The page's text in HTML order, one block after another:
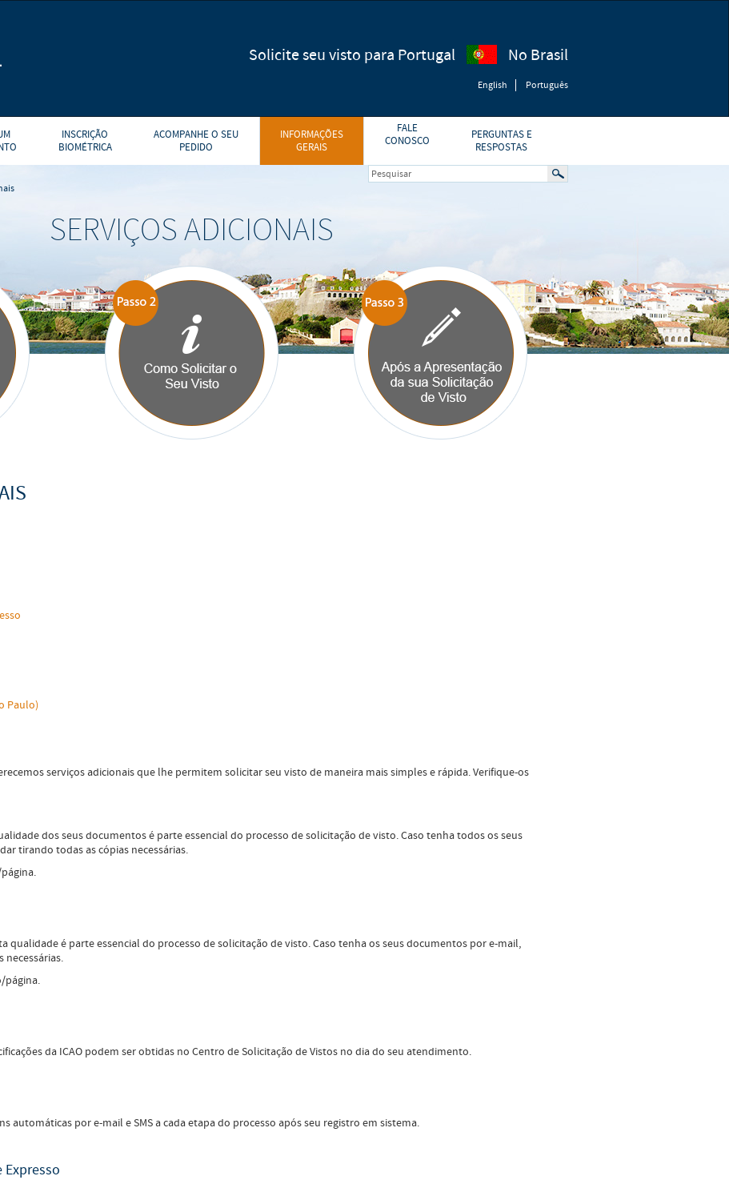
Solicite seu visto para Portugal No Brasil
English Português
INSCRIÇÃO
BIOMÉTRICA
ACOMPANHE O SEU
PEDIDO
INFORMAÇÕES
GERAIS
FALE
CONOSCO
PERGUNTAS E
RESPOSTAS
SERVIÇOS ADICIONAIS
Paulo)
serviços adicionais que lhe permitem solicitar seu visto de maneira mais simples e rápida. Verifique-os
dos seus documentos é parte essencial do processo de solicitação de visto. Caso tenha todos os seus
tirando todas as cópias necessárias.
qualidade é parte essencial do processo de solicitação de visto. Caso tenha os seus documentos por e-mail,
necessárias.
página.
da ICAO podem ser obtidas no Centro de Solicitação de Vistos no dia do seu atendimento.
automáticas por e-mail e SMS a cada etapa do processo após seu registro em sistema.
Expresso